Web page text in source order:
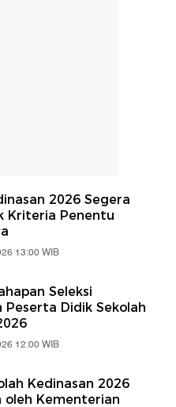
2026 Segera
Kriteria Penentu
13:00 WIB
Seleksi
Peserta Didik Sekolah
12:00 WIB
Kedinasan 2026
oleh Kementerian